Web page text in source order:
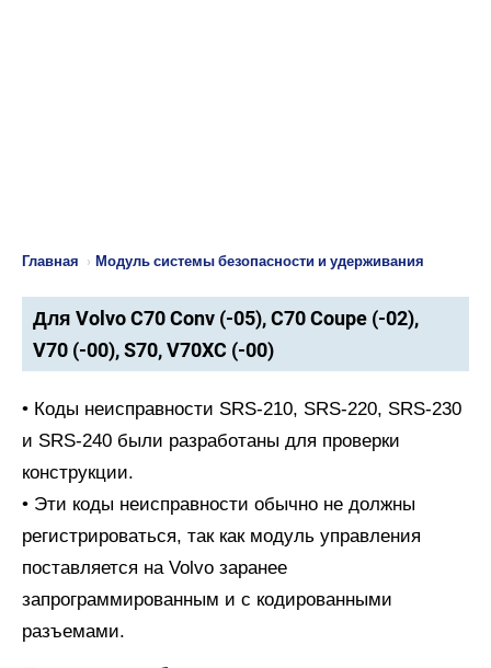
Главная › Модуль системы безопасности и удерживания
Для Volvo C70 Conv (-05), C70 Coupe (-02),
V70 (-00), S70, V70XC (-00)
• Коды неисправности SRS-210, SRS-220, SRS-230
и SRS-240 были разработаны для проверки
конструкции.
• Эти коды неисправности обычно не должны
регистрироваться, так как модуль управления
поставляется на Volvo заранее
запрограммированным и с кодированными
разъемами.